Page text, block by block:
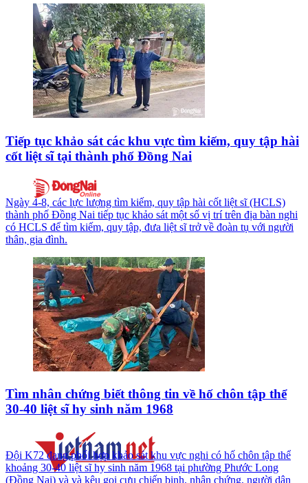
Tiếp tục khảo sát các khu vực tìm kiếm, quy tập hài
cốt liệt sĩ tại thành phố Đồng Nai
Ngày 4-8, các lực lượng tìm kiếm, quy tập hài cốt liệt sĩ (HCLS)
thành phố Đồng Nai tiếp tục khảo sát một số vị trí trên địa bàn nghi
có HCLS để tìm kiếm, quy tập, đưa liệt sĩ trở về đoàn tụ với người
thân, gia đình.
Tìm nhân chứng biết thông tin về hố chôn tập thể
30-40 liệt sĩ hy sinh năm 1968
Đội K72 đang phối hợp khảo sát khu vực nghi có hố chôn tập thể
khoảng 30-40 liệt sĩ hy sinh năm 1968 tại phường Phước Long
(Đồng Nai) và và kêu gọi cựu chiến binh, nhân chứng, người dân